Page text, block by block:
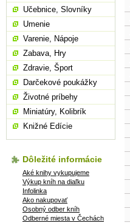
Učebnice, Slovníky
Umenie
Varenie, Nápoje
Zabava, Hry
Zdravie, Šport
Darčekové poukážky
Životné príbehy
Miniatúry, Kolibrík
Knižné Edície
Dôležité informácie
Aké knihy vykupujeme
Výkup kníh na diaľku
Infolinka
Ako nakupovať
Osobný odber kníh
Odberné miesta v Čechách